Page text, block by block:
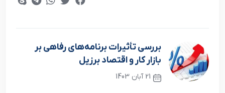
بررسی تأثیرات برنامه‌های رفاهی بر
بازار کار و اقتصاد برزیل
21 آبان 1403